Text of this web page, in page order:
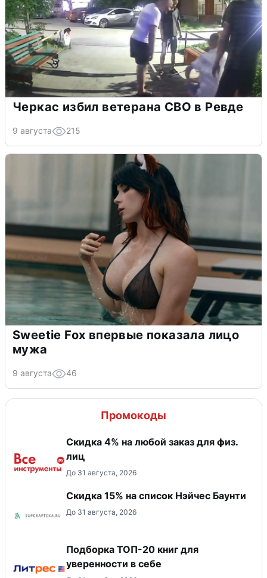
Черкас избил ветерана СВО в Ревде
9 августа 215
Sweetie Fox впервые показала лицо
мужа
9 августа 46
Промокоды
Скидка 4% на любой заказ для физ.
лиц
До 31 августа, 2026
Скидка 15% на список Нэйчес Баунти
До 31 августа, 2026
Подборка ТОП-20 книг для
уверенности в себе